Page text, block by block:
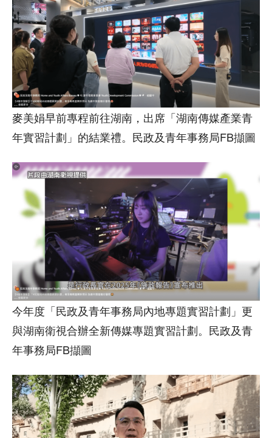
麥美娟早前專程前往湖南，出席「湖南傳媒產業青
年實習計劃」的結業禮。民政及青年事務局FB擷圖
今年度「民政及青年事務局內地專題實習計劃」更
與湖南衛視合辦全新傳媒專題實習計劃。民政及青
年事務局FB擷圖